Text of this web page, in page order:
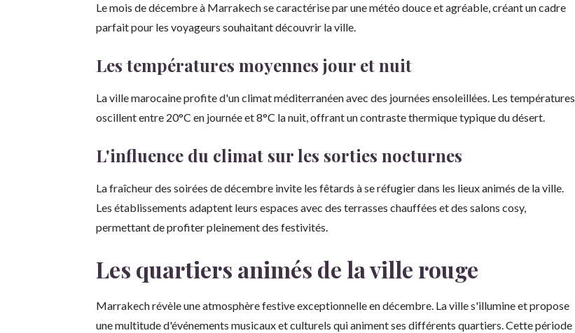
Le mois de décembre à Marrakech se caractérise par une météo douce et agréable, créant un cadre
parfait pour les voyageurs souhaitant découvrir la ville.
Les températures moyennes jour et nuit
La ville marocaine profite d'un climat méditerranéen avec des journées ensoleillées. Les températures
oscillent entre 20°C en journée et 8°C la nuit, offrant un contraste thermique typique du désert.
L'influence du climat sur les sorties nocturnes
La fraîcheur des soirées de décembre invite les fêtards à se réfugier dans les lieux animés de la ville.
Les établissements adaptent leurs espaces avec des terrasses chauffées et des salons cosy,
permettant de profiter pleinement des festivités.
Les quartiers animés de la ville rouge
Marrakech révèle une atmosphère festive exceptionnelle en décembre. La ville s'illumine et propose
une multitude d'événements musicaux et culturels qui animent ses différents quartiers. Cette période